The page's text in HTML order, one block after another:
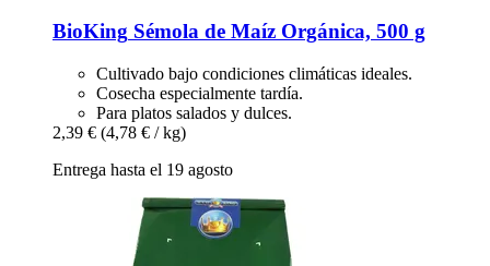
BioKing Sémola de Maíz Orgánica, 500 g
Cultivado bajo condiciones climáticas ideales.
Cosecha especialmente tardía.
Para platos salados y dulces.
2,39 € (4,78 € / kg)
Entrega hasta el 19 agosto